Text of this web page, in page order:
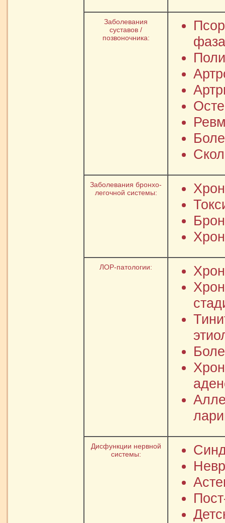
Заболевания
суставов /
позвоночника:
Заболевания бронхо-
легочной системы:
ЛОР-патологии:
Дисфункции нервной
системы: